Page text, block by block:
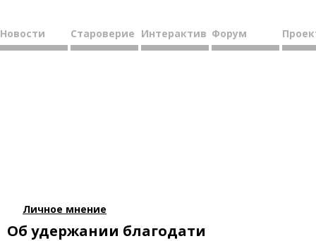
Новости Староверие Интерактив Форум
Личное мнение
Об удержании благодати